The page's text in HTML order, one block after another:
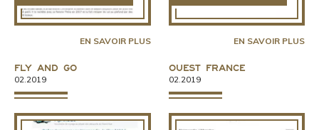
EN SAVOIR PLUS EN SAVOIR PLUS
Fly And Go
02.2019
Ouest France
02.2019